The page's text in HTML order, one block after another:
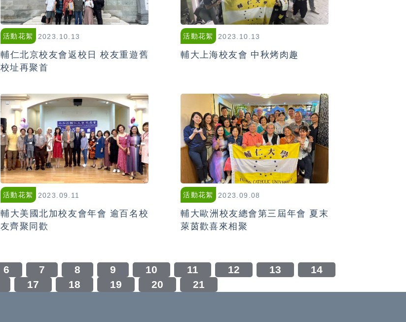
活動花絮 2023.10.13
輔仁北京校友會返校日 校友重遊舊
校址再聚首
活動花絮 2023.10.13
輔大上海校友會 中秋烤肉趣
活動花絮 2023.09.11
輔大美國北加校友會年會 逾百名校
友齊聚同歡
活動花絮 2023.09.08
輔大歐洲校友總會第三屆年會 夏末
萊茵歡喜來相聚
6 7 8 9 10 11 12 13
14
17 18 19 20 21